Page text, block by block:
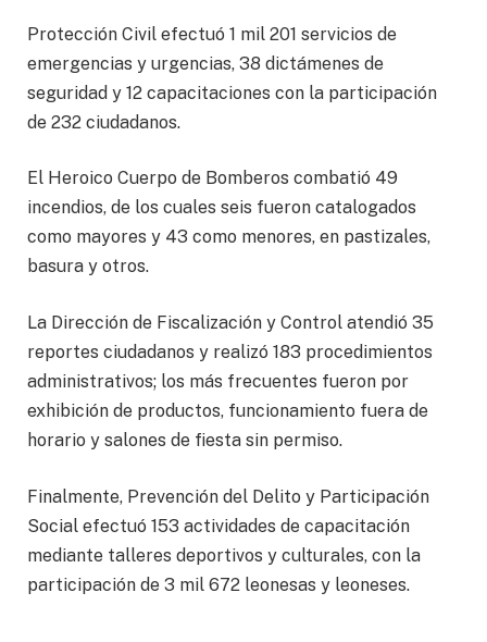
Protección Civil efectuó 1 mil 201 servicios de
emergencias y urgencias, 38 dictámenes de
seguridad y 12 capacitaciones con la participación
de 232 ciudadanos.
El Heroico Cuerpo de Bomberos combatió 49
incendios, de los cuales seis fueron catalogados
como mayores y 43 como menores, en pastizales,
basura y otros.
La Dirección de Fiscalización y Control atendió 35
reportes ciudadanos y realizó 183 procedimientos
administrativos; los más frecuentes fueron por
exhibición de productos, funcionamiento fuera de
horario y salones de fiesta sin permiso.
Finalmente, Prevención del Delito y Participación
Social efectuó 153 actividades de capacitación
mediante talleres deportivos y culturales, con la
participación de 3 mil 672 leonesas y leoneses.